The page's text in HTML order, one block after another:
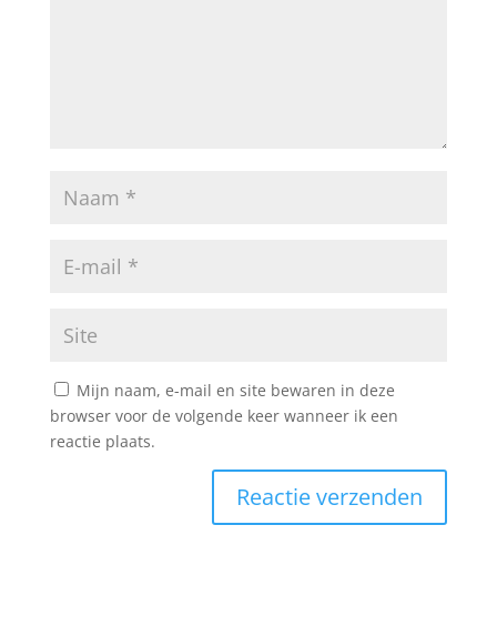
Mijn naam, e-mail en site bewaren in deze
browser voor de volgende keer wanneer ik een
reactie plaats.